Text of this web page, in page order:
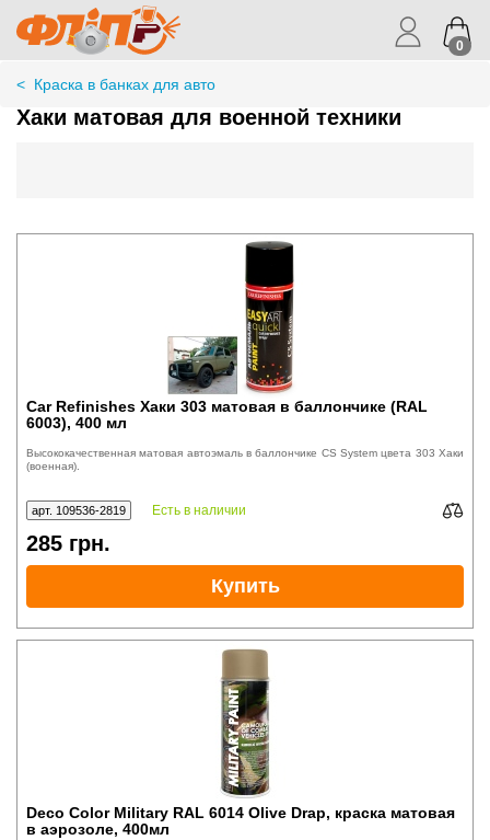
0
< Краска в банках для авто
Хаки матовая для военной техники
Car Refinishes Хаки 303 матовая в баллончике (RAL
6003), 400 мл
Высококачественная матовая автоэмаль в баллончике CS System цвета 303 Хаки
(военная).
арт. 109536-2819 Есть в наличии
285 грн.
Купить
Deco Color Military RAL 6014 Olive Drap, краска матовая
в аэрозоле, 400мл